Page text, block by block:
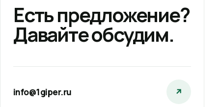
Есть предложение?
Давайте обсудим.
info@1giper.ru ↗